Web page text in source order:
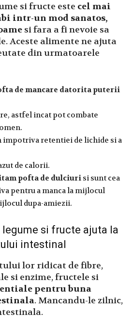
si fructe este cel mai
intr-un mod sanatos,
si fara a fi nevoie sa
Aceste alimente ne ajuta
din urmatoarele
de mancare datorita puterii
astfel incat pot combate
impotriva retentiei de lichide si a
de calorii.
pofta de dulciuri si sunt cea
pentru a manca la mijlocul
dupa-amiezii.
legume si fructe ajuta la
intestinal
lor ridicat de fibre,
si enzime, fructele si
pentru buna
. Mancandu-le zilnic,